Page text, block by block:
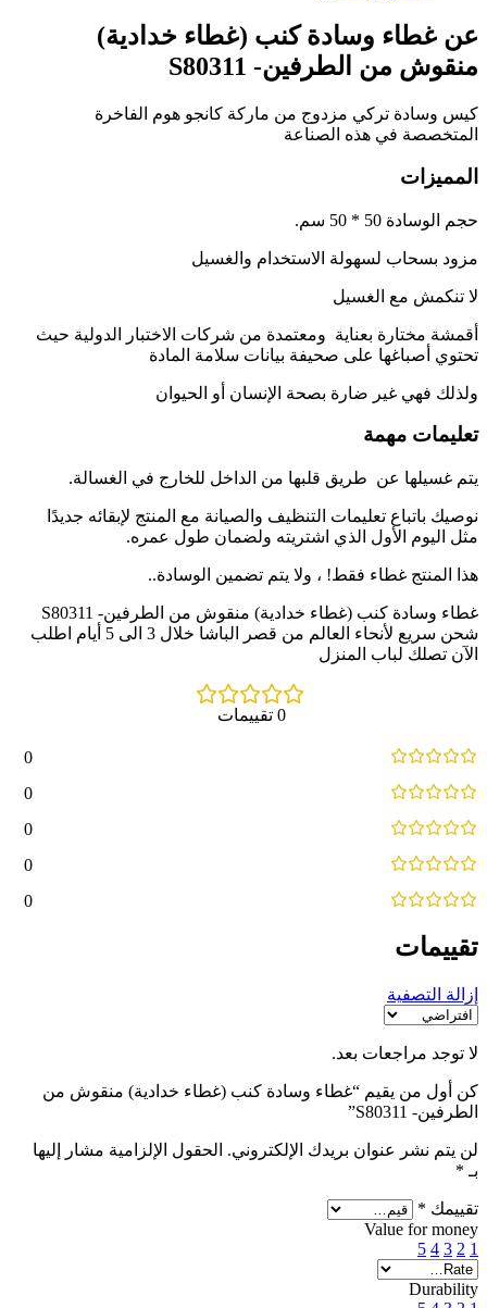
عن غطاء وسادة كنب (غطاء خدادية)
منقوش من الطرفين- S80311
كيس وسادة تركي مزدوج من ماركة كانجو هوم الفاخرة
المتخصصة في هذه الصناعة
المميزات
حجم الوسادة 50 * 50 سم.
مزود بسحاب لسهولة الاستخدام والغسيل
لا تنكمش مع الغسيل
أقمشة مختارة بعناية ومعتمدة من شركات الاختبار الدولية حيث
تحتوي أصباغها على صحيفة بيانات سلامة المادة
ولذلك فهي غير ضارة بصحة الإنسان أو الحيوان
تعليمات مهمة
يتم غسيلها عن طريق قلبها من الداخل للخارج في الغسالة.
نوصيك باتباع تعليمات التنظيف والصيانة مع المنتج لإبقائه جديدًا
مثل اليوم الأول الذي اشتريته ولضمان طول عمره.
هذا المنتج غطاء فقط! ، ولا يتم تضمين الوسادة..
غطاء وسادة كنب (غطاء خدادية) منقوش من الطرفين- S80311
شحن سريع لأنحاء العالم من قصر الباشا خلال 3 الى 5 أيام اطلب
الآن تصلك لباب المنزل
0 تقييمات
0
0
0
0
0
تقييمات
إزالة التصفية
لا توجد مراجعات بعد.
كن أول من يقيم “غطاء وسادة كنب (غطاء خدادية) منقوش من
الطرفين- S80311”
لن يتم نشر عنوان بريدك الإلكتروني. الحقول الإلزامية مشار إليها
بـ *
تقييمك *
Value for money
1
2
3
4
5
Durability